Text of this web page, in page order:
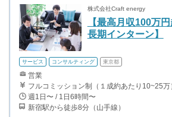
株式会社Craft energy
【最高月収100万
長期インターン】
サービス コンサルティング 東京都
営業
週1日〜 / 1日6時間〜
新宿駅から徒歩8分（山手線）